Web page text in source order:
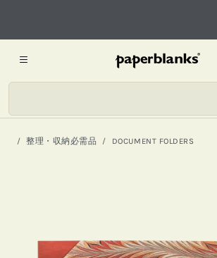
整理・収納必需品 DOCUMENT FOLDERS